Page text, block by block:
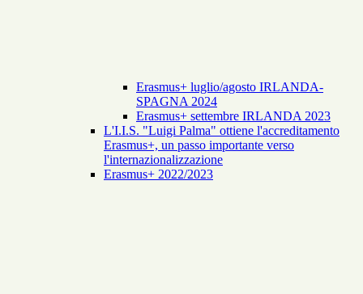
Erasmus+ luglio/agosto IRLANDA-
SPAGNA 2024
Erasmus+ settembre IRLANDA 2023
L'I.I.S. "Luigi Palma" ottiene l'accreditamento
Erasmus+, un passo importante verso
l'internazionalizzazione
Erasmus+ 2022/2023